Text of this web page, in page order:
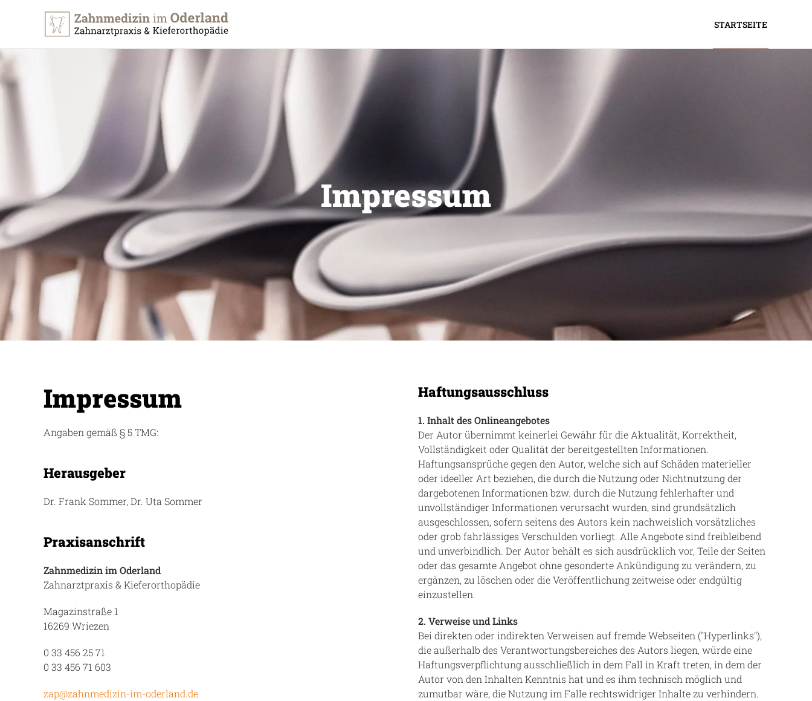
Zum Hauptinhalt springen
STARTSEITE
Impressum
Impressum
Angaben gemäß § 5 TMG:
Herausgeber
Dr. Frank Sommer, Dr. Uta Sommer
Praxisanschrift
Zahnmedizin im Oderland
Zahnarztpraxis & Kieferorthopädie
Magazinstraße 1
16269 Wriezen
0 33 456 25 71
0 33 456 71 603
zap@zahnmedizin-im-oderland.de
Haftungsausschluss
1. Inhalt des Onlineangebotes
Der Autor übernimmt keinerlei Gewähr für die Aktualität, Korrektheit,
Vollständigkeit oder Qualität der bereitgestellten Informationen.
Haftungsansprüche gegen den Autor, welche sich auf Schäden materieller
oder ideeller Art beziehen, die durch die Nutzung oder Nichtnutzung der
dargebotenen Informationen bzw. durch die Nutzung fehlerhafter und
unvollständiger Informationen verursacht wurden, sind grundsätzlich
ausgeschlossen, sofern seitens des Autors kein nachweislich vorsätzliches
oder grob fahrlässiges Verschulden vorliegt. Alle Angebote sind freibleibend
und unverbindlich. Der Autor behält es sich ausdrücklich vor, Teile der Seiten
oder das gesamte Angebot ohne gesonderte Ankündigung zu verändern, zu
ergänzen, zu löschen oder die Veröffentlichung zeitweise oder endgültig
einzustellen.
2. Verweise und Links
Bei direkten oder indirekten Verweisen auf fremde Webseiten ("Hyperlinks"),
die außerhalb des Verantwortungsbereiches des Autors liegen, würde eine
Haftungsverpflichtung ausschließlich in dem Fall in Kraft treten, in dem der
Autor von den Inhalten Kenntnis hat und es ihm technisch möglich und
zumutbar wäre, die Nutzung im Falle rechtswidriger Inhalte zu verhindern.